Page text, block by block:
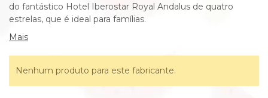
do fantástico Hotel Iberostar Royal Andalus de quatro
estrelas, que é ideal para famílias.
Mais
Nenhum produto para este fabricante.